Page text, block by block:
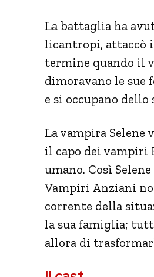
La battaglia ha
licantropi, attaccò
termine quando il
dimoravano le sue
e si occupano
La vampira
il capo dei vampiri
umano. Così
Vampiri Anziani
corrente della
la sua famiglia;
allora di